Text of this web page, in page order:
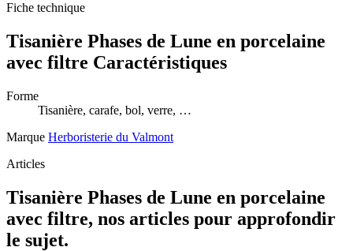
Fiche technique
Tisanière Phases de Lune en porcelaine
avec filtre Caractéristiques
Forme
Tisanière, carafe, bol, verre, …
Marque Herboristerie du Valmont
Articles
Tisanière Phases de Lune en porcelaine
avec filtre, nos articles pour approfondir
le sujet.